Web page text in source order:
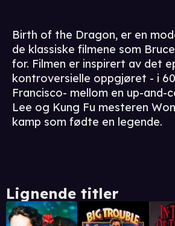
Birth of the Dragon, er en
de klassiske filmene som
for. Filmen er inspirert av det
kontroversielle oppgjøret - i
Francisco- mellom en up-and-
Lee og Kung Fu mesteren
kamp som fødte en legende.
Lignende titler